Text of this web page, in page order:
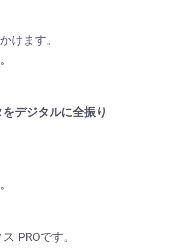
けます。
デジタルに全振り
PROです。